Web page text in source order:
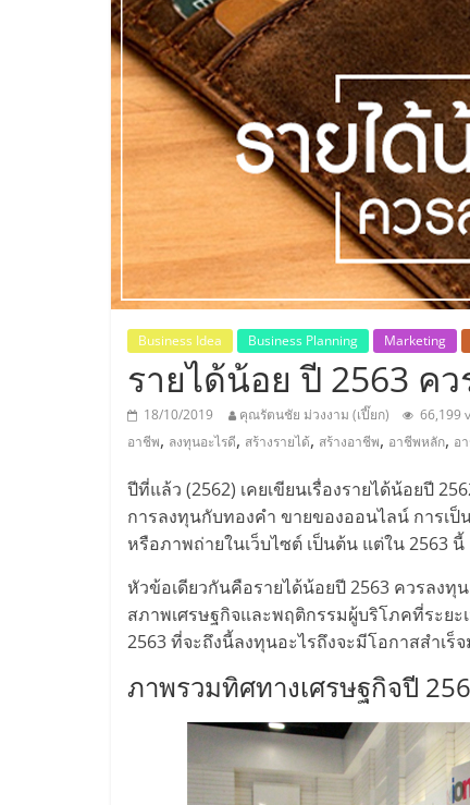
ประเทศไทย,
รวม
ธุรกิจ
เอ
ส
เอ็
มอี
ไทย,
SMEs,
แฟ
รน
ไชส์,
Business Idea Business Planning Marketing
รายได้น้อย ปี 2563 ค
18/10/2019 คุณรัตนชัย ม่วงงาม (เปี๊ยก) 66,199
อาชีพ, ลงทุนอะไรดี, สร้างรายได้, สร้างอาชีพ, อาชีพหลัก, อ
ปีที่แล้ว (2562) เคยเขียนเรื่องรายได้น้อยปี
การลงทุนกับทองคำ ขายของออนไลน์ การเ
หรือภาพถ่ายในเว็บไซต์ เป็นต้น แต่ใน 2563 นี้
หัวข้อเดียวกันคือรายได้น้อยปี 2563 ควรลงทุ
สภาพเศรษฐกิจและพฤติกรรมผู้บริโภคที่ระยะ
2563 ที่จะถึงนี้ลงทุนอะไรถึงจะมีโอกาสสำเร็
ภาพรวมทิศทางเศรษฐกิจปี